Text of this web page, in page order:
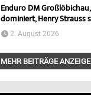
Enduro DM Großlöbichau,
dominiert, Henry Strauss
2. August 2026
MEHR BEITRÄGE